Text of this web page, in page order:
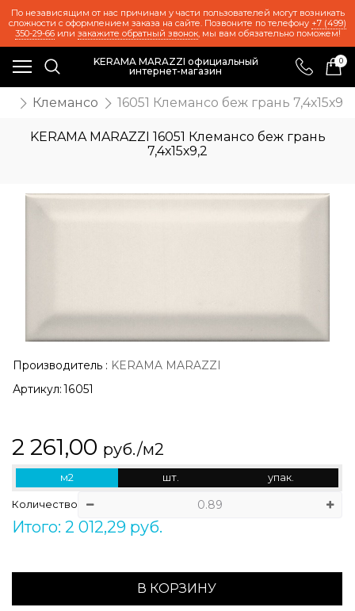
По независящим от нас причинам у части пользователей могут возникать
сложности с оформлением заказа на сайте. Позвоните по телефону +7 (499)
350-29-66или закажите обратный звонок, мы вам обязательно поможем!
KERAMA MARAZZI официальный
интернет-магазин
0
Клемансо 16051 Клемансо беж грань 7,4х15х9,2
KERAMA MARAZZI 16051 Клемансо беж грань
7,4х15х9,2
Производитель : KERAMA MARAZZI
Артикул: 16051
2 261,00 руб./м2
м2 шт. упак.
Количество
Итого: 2 012,29 руб.
В КОРЗИНУ